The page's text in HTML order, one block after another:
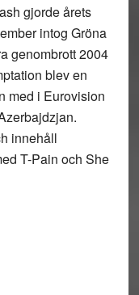
gjorde årets
intog Gröna
genombrott 2004
blev en
med i Eurovision
innehåll
T-Pain och She